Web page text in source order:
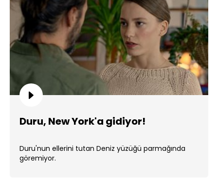
Duru, New York'a gidiyor!
Duru'nun ellerini tutan Deniz yüzüğü parmağında
göremiyor.